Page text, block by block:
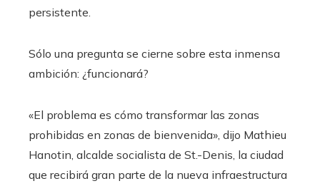
persistente.
Sólo una pregunta se cierne sobre esta inmensa
ambición: ¿funcionará?
«El problema es cómo transformar las zonas
prohibidas en zonas de bienvenida», dijo Mathieu
Hanotin, alcalde socialista de St.-Denis, la ciudad
que recibirá gran parte de la nueva infraestructura